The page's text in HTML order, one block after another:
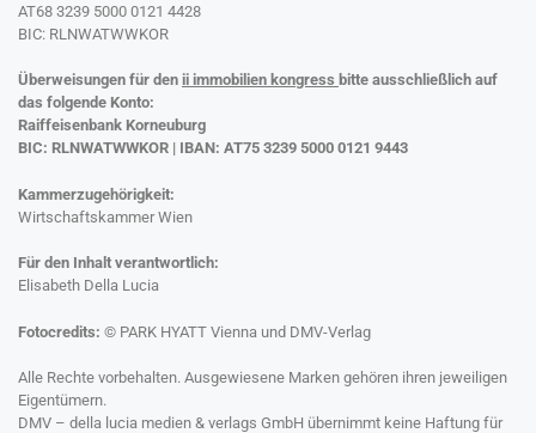
AT68 3239 5000 0121 4428
BIC: RLNWATWWKOR
Überweisungen für den ii immobilien kongress bitte ausschließlich auf
das folgende Konto:
Raiffeisenbank Korneuburg
BIC: RLNWATWWKOR | IBAN: AT75 3239 5000 0121 9443
Kammerzugehörigkeit:
Wirtschaftskammer Wien
Für den Inhalt verantwortlich:
Elisabeth Della Lucia
Fotocredits: © PARK HYATT Vienna und DMV-Verlag
Alle Rechte vorbehalten. Ausgewiesene Marken gehören ihren jeweiligen
Eigentümern.
DMV – della lucia medien & verlags GmbH übernimmt keine Haftung für